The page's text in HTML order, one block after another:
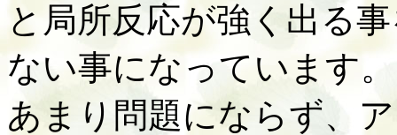
と局所反応が強く出る
ない事になっています
あまり問題にならず、